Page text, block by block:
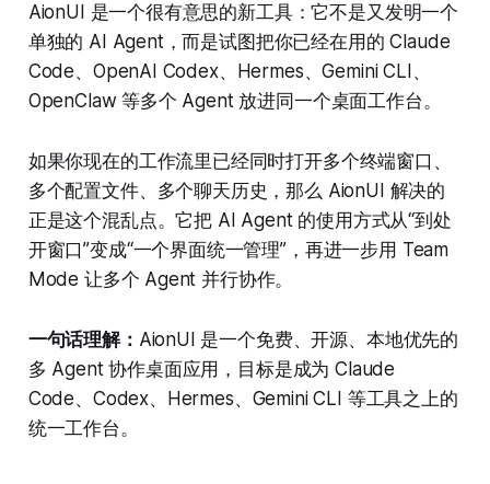
AionUI 是一个很有意思的新工具：它不是又发明一个
单独的 AI Agent，而是试图把你已经在用的 Claude
Code、OpenAI Codex、Hermes、Gemini CLI、
OpenClaw 等多个 Agent 放进同一个桌面工作台。
如果你现在的工作流里已经同时打开多个终端窗口、
多个配置文件、多个聊天历史，那么 AionUI 解决的
正是这个混乱点。它把 AI Agent 的使用方式从“到处
开窗口”变成“一个界面统一管理”，再进一步用 Team
Mode 让多个 Agent 并行协作。
一句话理解： AionUI 是一个免费、开源、本地优先的
多 Agent 协作桌面应用，目标是成为 Claude
Code、Codex、Hermes、Gemini CLI 等工具之上的
统一工作台。